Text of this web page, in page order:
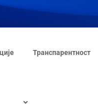
Транспарентност